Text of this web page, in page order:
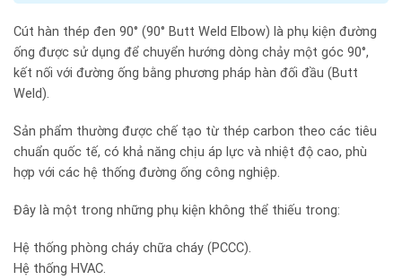
Cút hàn thép đen 90° (90° Butt Weld Elbow) là phụ kiện đường
ống được sử dụng để chuyển hướng dòng chảy một góc 90°,
kết nối với đường ống bằng phương pháp hàn đối đầu (Butt
Weld).
Sản phẩm thường được chế tạo từ thép carbon theo các tiêu
chuẩn quốc tế, có khả năng chịu áp lực và nhiệt độ cao, phù
hợp với các hệ thống đường ống công nghiệp.
Đây là một trong những phụ kiện không thể thiếu trong:
Hệ thống phòng cháy chữa cháy (PCCC).
Hệ thống HVAC.